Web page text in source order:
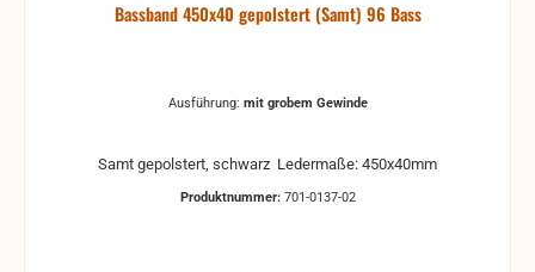
Bassband 450x40 gepolstert (Samt) 96 Bass
Ausführung: mit grobem Gewinde
Samt gepolstert, schwarz Ledermaße: 450x40mm
Produktnummer: 701-0137-02